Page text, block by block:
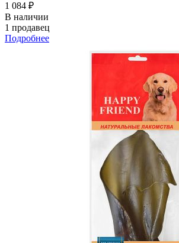
1 084 ₽
В наличии
1 продавец
Подробнее